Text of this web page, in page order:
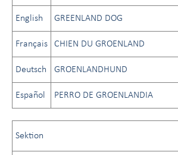
English GREENLAND DOG
Français CHIEN DU GROENLAND
Deutsch GROENLANDHUND
Español PERRO DE GROENLANDIA
Sektion